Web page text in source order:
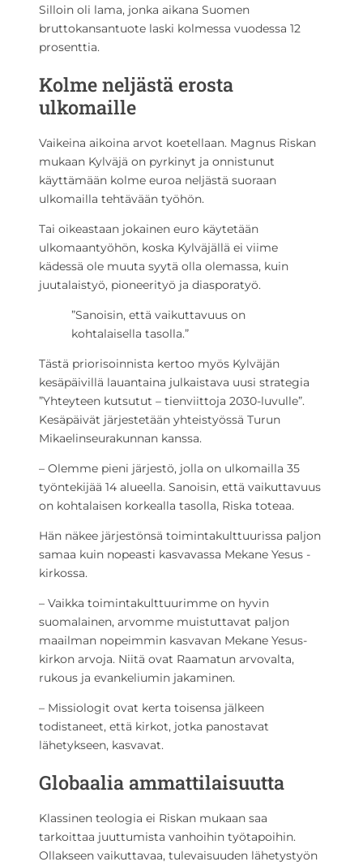
Silloin oli lama, jonka aikana Suomen
bruttokansantuote laski kolmessa vuodessa 12
prosenttia.
Kolme neljästä erosta
ulkomaille
Vaikeina aikoina arvot koetellaan. Magnus Riskan
mukaan Kylväjä on pyrkinyt ja onnistunut
käyttämään kolme euroa neljästä suoraan
ulkomailla tehtävään työhön.
Tai oikeastaan jokainen euro käytetään
ulkomaantyöhön, koska Kylväjällä ei viime
kädessä ole muuta syytä olla olemassa, kuin
juutalaistyö, pioneerityö ja diasporatyö.
”Sanoisin, että vaikuttavuus on
kohtalaisella tasolla.”
Tästä priorisoinnista kertoo myös Kylväjän
kesäpäivillä lauantaina julkaistava uusi strategia
”Yhteyteen kutsutut – tienviittoja 2030-luvulle”.
Kesäpäivät järjestetään yhteistyössä Turun
Mikaelinseurakunnan kanssa.
– Olemme pieni järjestö, jolla on ulkomailla 35
työntekijää 14 alueella. Sanoisin, että vaikuttavuus
on kohtalaisen korkealla tasolla, Riska toteaa.
Hän näkee järjestönsä toimintakulttuurissa paljon
samaa kuin nopeasti kasvavassa Mekane Yesus -
kirkossa.
– Vaikka toimintakulttuurimme on hyvin
suomalainen, arvomme muistuttavat paljon
maailman nopeimmin kasvavan Mekane Yesus-
kirkon arvoja. Niitä ovat Raamatun arvovalta,
rukous ja evankeliumin jakaminen.
– Missiologit ovat kerta toisensa jälkeen
todistaneet, että kirkot, jotka panostavat
lähetykseen, kasvavat.
Globaalia ammattilaisuutta
Klassinen teologia ei Riskan mukaan saa
tarkoittaa juuttumista vanhoihin työtapoihin.
Ollakseen vaikuttavaa, tulevaisuuden lähetystyön